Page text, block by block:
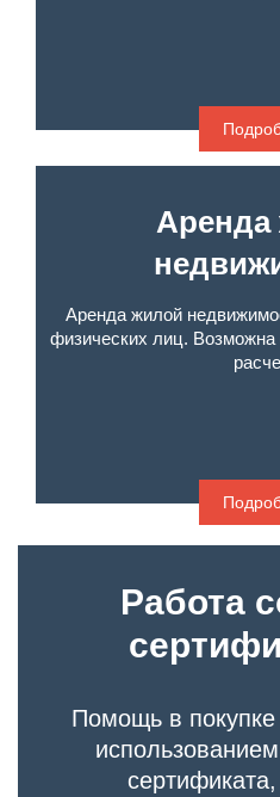
Аренда
Аренда жилой
физических лиц. Возможна
Работа
Помощь в